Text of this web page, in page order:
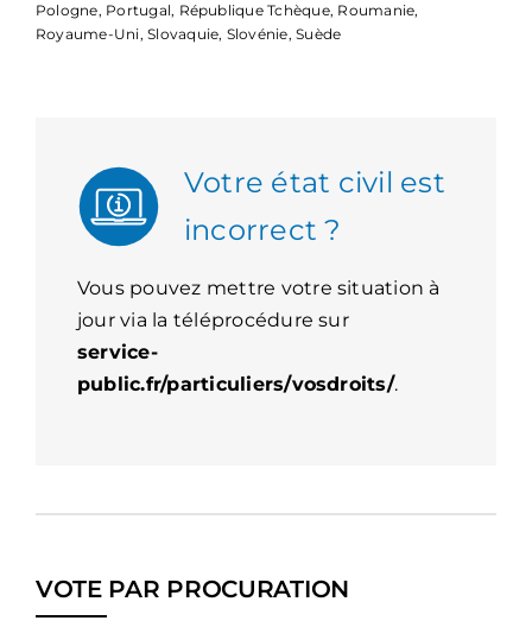
Pologne, Portugal, République Tchèque, Roumanie,
Royaume-Uni, Slovaquie, Slovénie, Suède
Votre état civil est
incorrect ?
Vous pouvez mettre votre situation à
jour via la téléprocédure sur
service-
public.fr/particuliers/vosdroits/.
VOTE PAR PROCURATION